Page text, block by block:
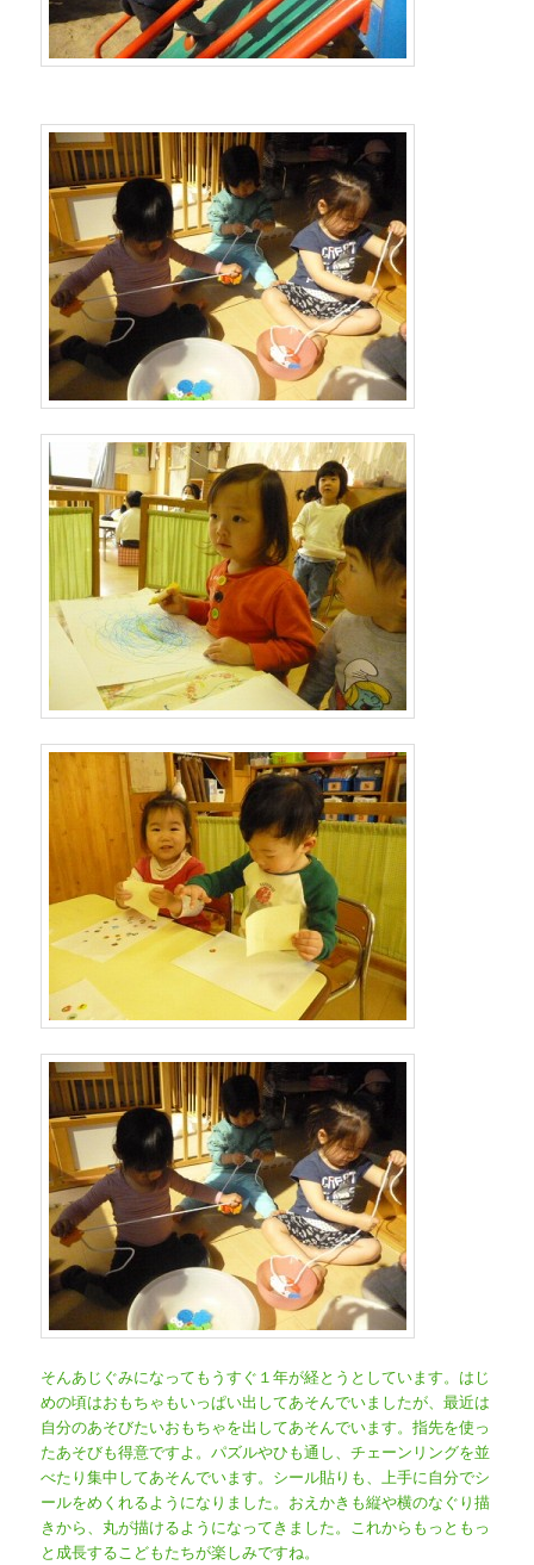
そんあじぐみになってもうすぐ１年が経とうとしています。はじ
めの頃はおもちゃもいっぱい出してあそんでいましたが、最近は
自分のあそびたいおもちゃを出してあそんでいます。指先を使っ
たあそびも得意ですよ。パズルやひも通し、チェーンリングを並
べたり集中してあそんでいます。シール貼りも、上手に自分でシ
ールをめくれるようになりました。おえかきも縦や横のなぐり描
きから、丸が描けるようになってきました。これからもっともっ
と成長するこどもたちが楽しみですね。